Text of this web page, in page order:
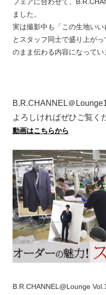
ました。
実は撮影中も「この生地いい
とスタッフ同士で盛り上が
のまま伝わる内容になってい
B.R.CHANNEL＠
よろしければぜひご覧く
動画はこちらから
B.R.CHANNEL@Lounge